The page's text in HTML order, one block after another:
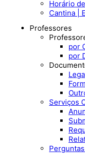
Horário
Cantina |
Professores
por
por
Serviços